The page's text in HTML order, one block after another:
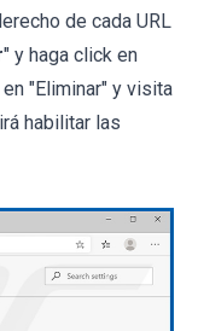
de cada URL
" y haga click en
"Eliminar" y visita
habilitar las